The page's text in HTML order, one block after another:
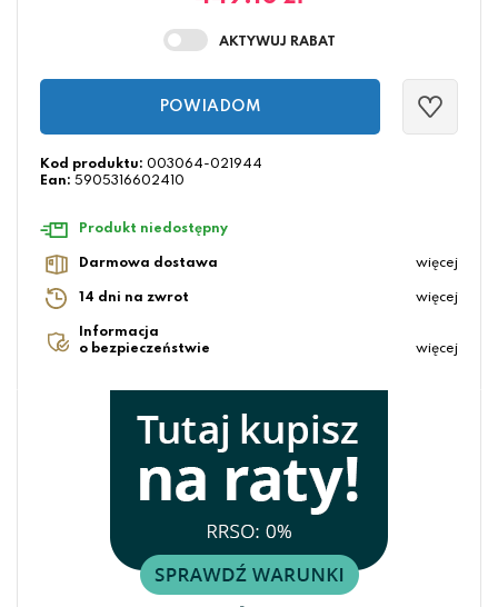
POWIADOM
Kod produktu: 003064-021944
Ean: 5905316602410
Produkt niedostępny
Darmowa dostawa więcej
14 dni na zwrot więcej
Informacja
o bezpieczeństwie
więcej